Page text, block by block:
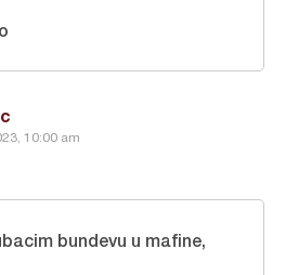
10:00 am
bundevu u mafine,